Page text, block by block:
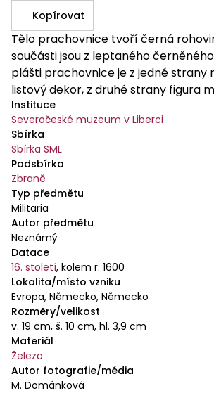
Kopírovat
Tělo prachovnice tvoří černá
součásti jsou z leptaného
plášti prachovnice je z jedné strany
listový dekor, z druhé strany figura
kalhotách a s kopím v ruce. Železné
leptané arebesky. Násypka má tvar
kužele, zdobí ji figura jelena.
Instituce
Severočeské muzeum v Liberci
Sbírka
Sbírka SML
Podsbírka
Zbraně
Typ předmětu
Militaria
Autor předmětu
Neznámý
Datace
16. století, kolem r. 1600
Lokalita/místo vzniku
Evropa, Německo, Německo
Rozměry/velikost
v. 19 cm, š. 10 cm, hl. 3,9 cm
Materiál
Železo
Autor fotografie/média
M. Dománková